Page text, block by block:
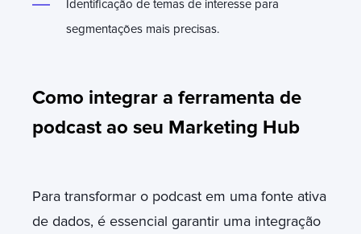
Identificação de temas de interesse para
segmentações mais precisas.
Como integrar a ferramenta de
podcast ao seu Marketing Hub
Para transformar o podcast em uma fonte ativa
de dados, é essencial garantir uma integração